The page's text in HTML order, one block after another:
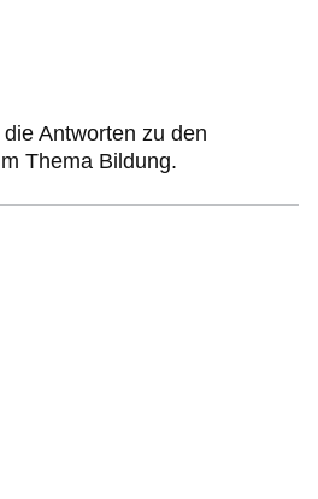
Antworten zu den
Thema Bildung.